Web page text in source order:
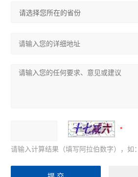
请输入计算结果（填写阿拉伯数字），如